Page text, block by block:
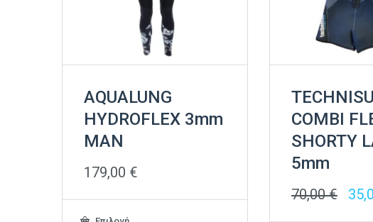
AQUALUNG
HYDROFLEX 3mm
ΜΑΝ
179,00 €
Αυτό
COMBI
SHORTY
5mm
70,00€
price